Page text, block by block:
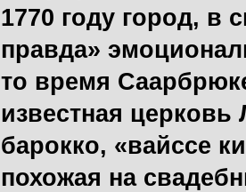
1770 году город, в
правда»
то время
известная церковь
барокко, «вайссе
похожая на